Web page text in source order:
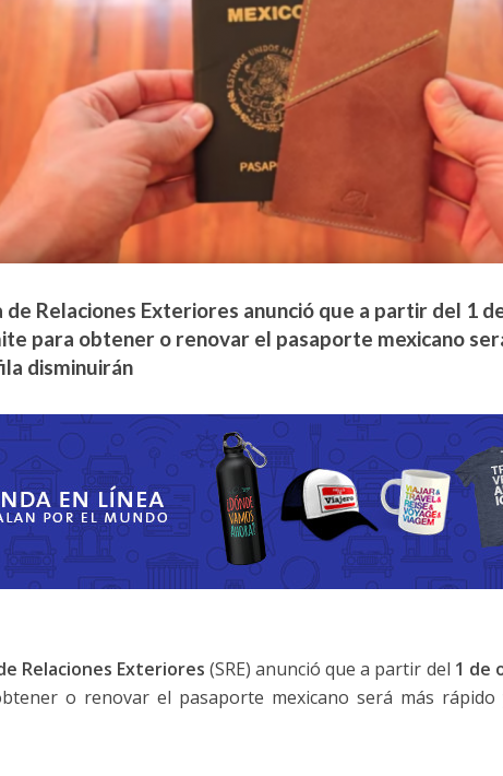
de Relaciones Exteriores anunció que a partir del 1
para obtener o renovar el pasaporte mexicano
disminuirán
Relaciones Exteriores (SRE) anunció que a partir del 1 de
o renovar el pasaporte mexicano será más